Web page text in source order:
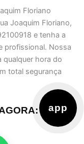
app
Floriano
Joaquim Floriano,
e tenha a
profissional. Nossa
qualquer hora do
total segurança